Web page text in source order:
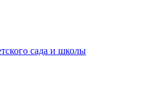
сада и школы